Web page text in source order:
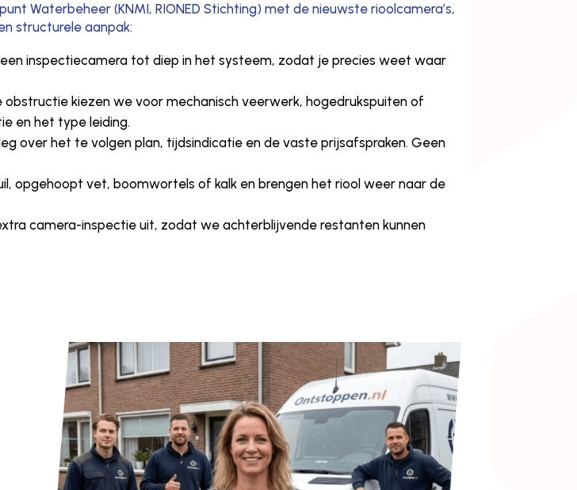
Waterbeheer (KNMI, RIONED Stichting) met de nieuwste rioolcamera’s,
structurele aanpak:
inspectiecamera tot diep in het systeem, zodat je precies weet waar
obstructie kiezen we voor mechanisch veerwerk, hogedrukspuiten of
en het type leiding.
over het te volgen plan, tijdsindicatie en de vaste prijsafspraken. Geen
opgehoopt vet, boomwortels of kalk en brengen het riool weer naar de
camera-inspectie uit, zodat we achterblijvende restanten kunnen